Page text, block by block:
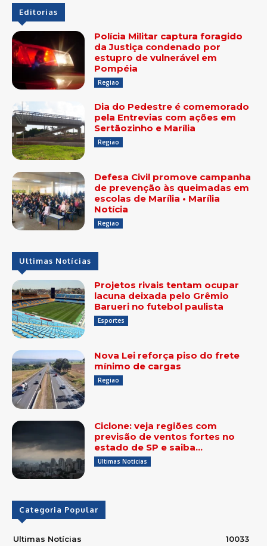
Editorias
Polícia Militar captura foragido
da Justiça condenado por
estupro de vulnerável em
Pompéia
Regiao
Dia do Pedestre é comemorado
pela Entrevias com ações em
Sertãozinho e Marília
Regiao
Defesa Civil promove campanha
de prevenção às queimadas em
escolas de Marília • Marília
Notícia
Regiao
Ultimas Notícias
Projetos rivais tentam ocupar
lacuna deixada pelo Grêmio
Barueri no futebol paulista
Esportes
Nova Lei reforça piso do frete
mínimo de cargas
Regiao
Ciclone: veja regiões com
previsão de ventos fortes no
estado de SP e saiba…
Ultimas Notícias
Categoria Popular
Ultimas Notícias 10033